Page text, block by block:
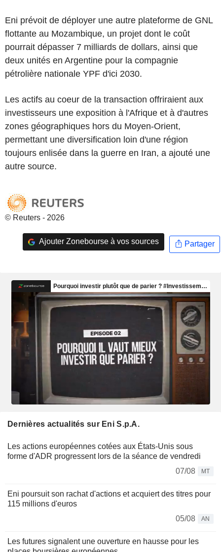
Eni prévoit de déployer une autre plateforme de GNL
flottante au Mozambique, un projet dont le coût
pourrait dépasser 7 milliards de dollars, ainsi que
deux unités en Argentine pour la compagnie
pétrolière nationale YPF d'ici 2030.
Les actifs au coeur de la transaction offriraient aux
investisseurs une exposition à l'Afrique et à d'autres
zones géographiques hors du Moyen-Orient,
permettant une diversification loin d'une région
toujours enlisée dans la guerre en Iran, a ajouté une
autre source.
© Reuters - 2026
Ajouter Zonebourse à vos sources Partager
Dernières actualités sur Eni S.p.A.
Les actions européennes cotées aux États-Unis sous
forme d'ADR progressent lors de la séance de vendredi
07/08
MT
Eni poursuit son rachat d'actions et acquiert des titres pour
115 millions d'euros
05/08
AN
Les futures signalent une ouverture en hausse pour les